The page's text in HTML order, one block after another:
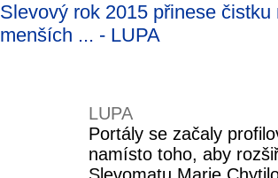
Slevový rok 2015 přinese
menších ... - LUPA
LUPA
Portály se začaly
namísto toho, aby